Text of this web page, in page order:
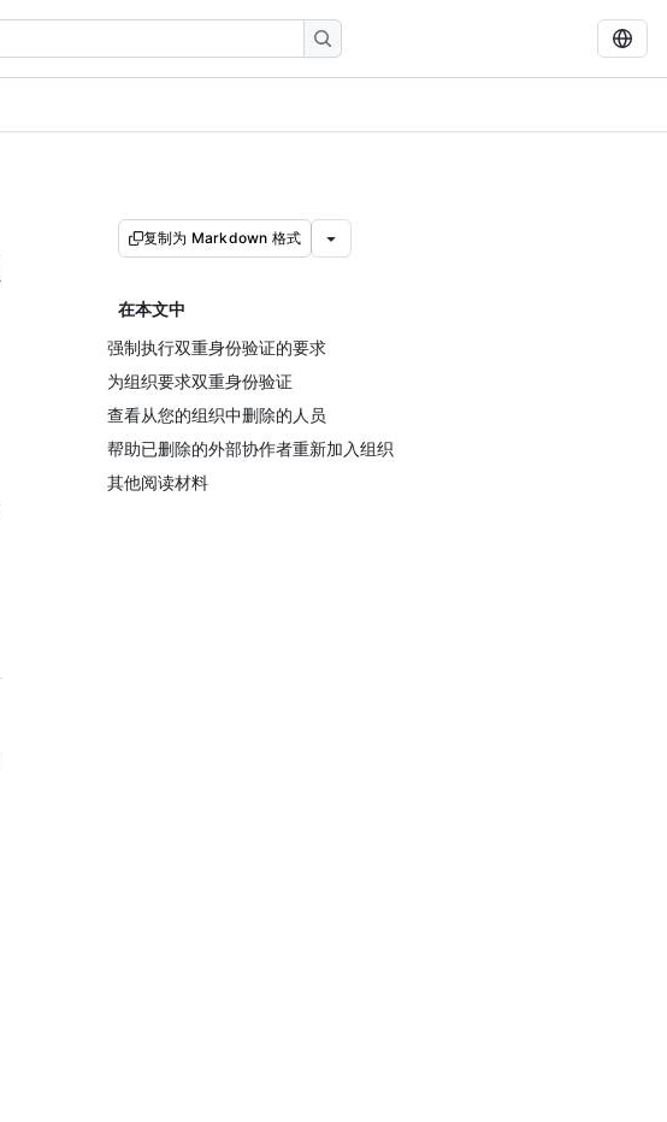
复制为 Markdown 格式
在本文中
强制执行双重身份验证的要求
为组织要求双重身份验证
查看从您的组织中删除的人员
帮助已删除的外部协作者重新加入组织
其他阅读材料